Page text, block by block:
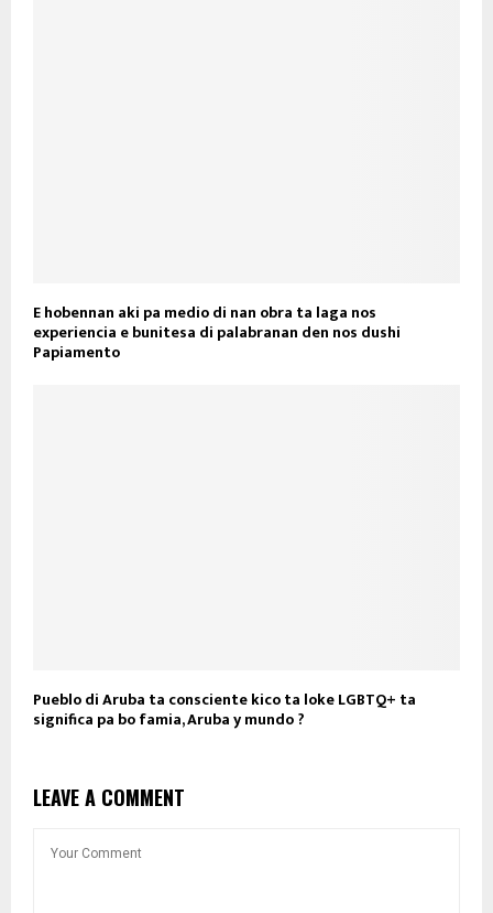
E hobennan aki pa medio di nan obra ta laga nos
experiencia e bunitesa di palabranan den nos dushi
Papiamento
Pueblo di Aruba ta consciente kico ta loke LGBTQ+ ta
significa pa bo famia, Aruba y mundo ?
LEAVE A COMMENT